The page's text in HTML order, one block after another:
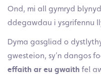
Ond, mi all gymryd
ddegawdau i ysgrifennu
Dyma gasgliad o
gwesteion, sy’n dangos
effaith ar eu gwaith fel